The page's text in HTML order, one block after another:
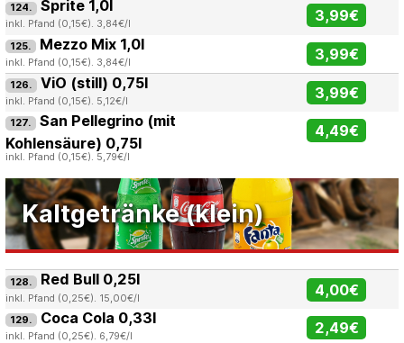
124. Sprite 1,0l
inkl. Pfand (0,15€). 3,84€/l 3,99€
125. Mezzo Mix 1,0l
inkl. Pfand (0,15€). 3,84€/l 3,99€
126. ViO (still) 0,75l
inkl. Pfand (0,15€). 5,12€/l 3,99€
127. San Pellegrino (mit
Kohlensäure) 0,75l
inkl. Pfand (0,15€). 5,79€/l
4,49€
Kaltgetränke (klein)
128. Red Bull 0,25l
inkl. Pfand (0,25€). 15,00€/l 4,00€
129. Coca Cola 0,33l
inkl. Pfand (0,25€). 6,79€/l 2,49€